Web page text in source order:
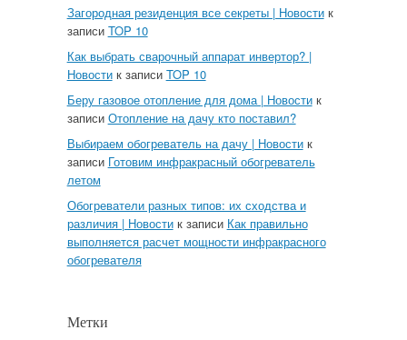
Загородная резиденция все секреты | Новостик
записи TOP 10
Как выбрать сварочный аппарат инвертор? |
Новостик записи TOP 10
Беру газовое отопление для дома | Новостик
записи Отопление на дачу кто поставил?
Выбираем обогреватель на дачу | Новостик
записи Готовим инфракрасный обогреватель
летом
Обогреватели разных типов: их сходства и
различия | Новостик записи Как правильно
выполняется расчет мощности инфракрасного
обогревателя
Метки